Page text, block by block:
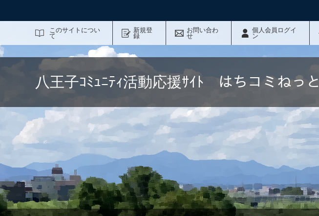
このサイトについ
て
新規登
録
お問い合わ
せ
個人会員ログイ
ン
八王子ｺﾐｭﾆﾃｨ活動応援ｻｲﾄ はちコミねっと